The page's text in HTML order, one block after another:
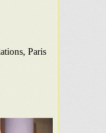
Paris